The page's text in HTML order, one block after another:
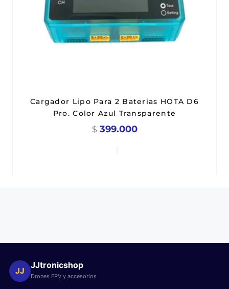
Cargador Lipo Para 2 Baterias HOTA D6
Pro. Color Azul Transparente
$ 399.000
JJ
JJtronicshop
Drones FPV y accesorios